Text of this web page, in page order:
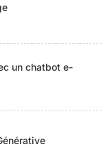
un chatbot e-